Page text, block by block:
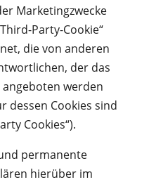
Marketingzwecke
Party-Cookie“
die von anderen
der das
werden
dessen Cookies sind
Cookies“).
permanente
hierüber im